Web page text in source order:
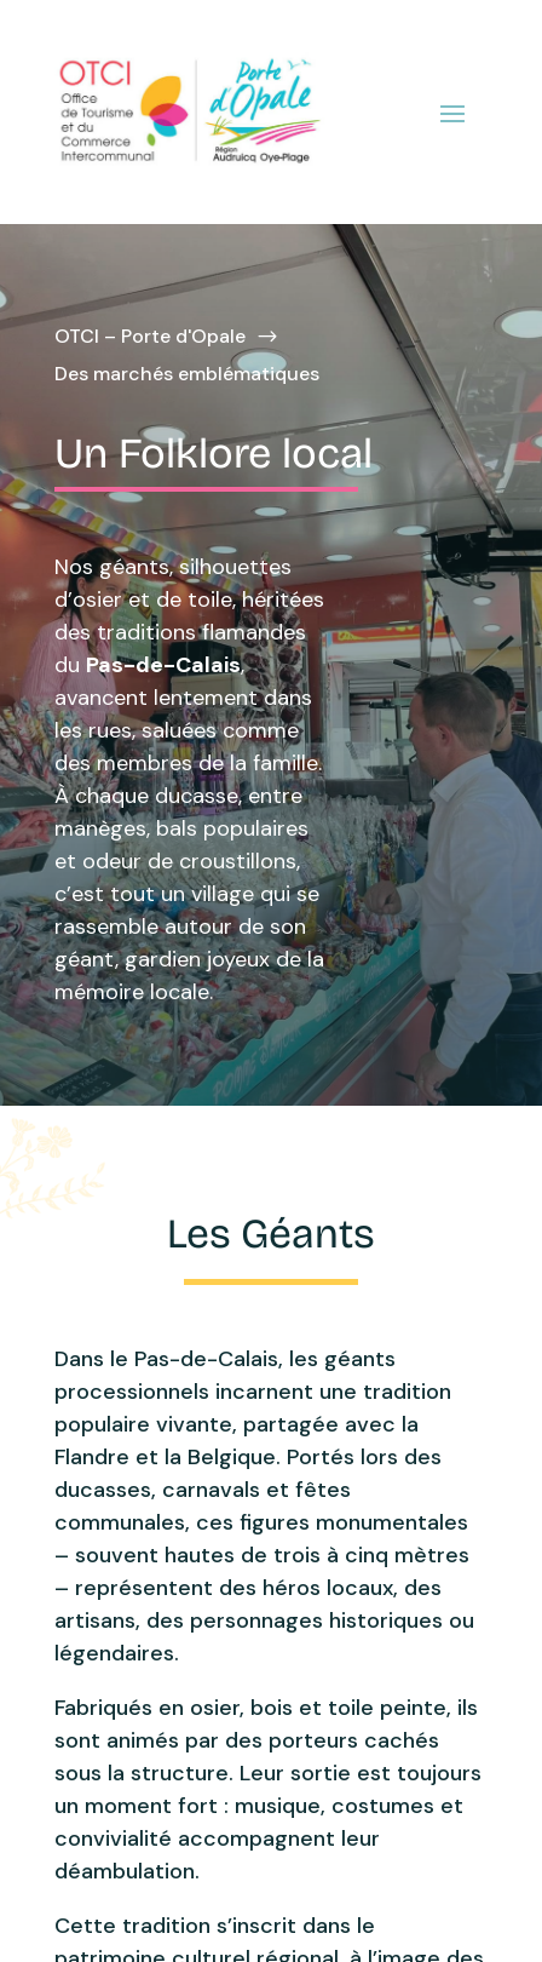
OTCI – Porte d'Opale $
Des marchés emblématiques
Un Folklore local
Nos géants, silhouettes
d’osier et de toile, héritées
des traditions flamandes
du Pas-de-Calais,
avancent lentement dans
les rues, saluées comme
des membres de la famille.
À chaque ducasse, entre
manèges, bals populaires
et odeur de croustillons,
c’est tout un village qui se
rassemble autour de son
géant, gardien joyeux de la
mémoire locale.
Les Géants
Dans le Pas-de-Calais, les géants
processionnels incarnent une tradition
populaire vivante, partagée avec la
Flandre et la Belgique. Portés lors des
ducasses, carnavals et fêtes
communales, ces figures monumentales
– souvent hautes de trois à cinq mètres
– représentent des héros locaux, des
artisans, des personnages historiques ou
légendaires.
Fabriqués en osier, bois et toile peinte, ils
sont animés par des porteurs cachés
sous la structure. Leur sortie est toujours
un moment fort : musique, costumes et
convivialité accompagnent leur
déambulation.
Cette tradition s’inscrit dans le